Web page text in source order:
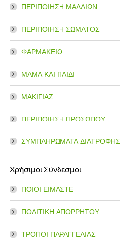
windowwindow
ΠΕΡΙΠΟΙΗΣΗ ΜΑΛΛΙΩΝ
ΠΕΡΙΠΟΙΗΣΗ ΣΩΜΑΤΟΣ
ΦΑΡΜΑΚΕΙΟ
ΜΑΜΑ ΚΑΙ ΠΑΙΔΙ
ΜΑΚΙΓΙΑΖ
ΠΕΡΙΠΟΙΗΣΗ ΠΡΟΣΩΠΟΥ
ΣΥΜΠΛΗΡΩΜΑΤΑ ΔΙΑΤΡΟΦΗΣ
Χρήσιμοι Σύνδεσμοι
ΠΟΙΟΙ ΕΙΜΑΣΤΕ
ΠΟΛΙΤΙΚΗ ΑΠΟΡΡΗΤΟΥ
ΤΡΟΠΟΙ ΠΑΡΑΓΓΕΛΙΑΣ